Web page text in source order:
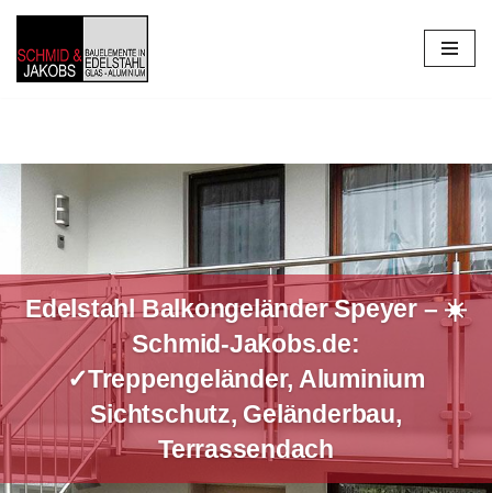
Zum
Inhalt
Edelstahl Balkongeländer Speyer – ☀️
Schmid-Jakobs.de:
✓Treppengeländer, Aluminium
Sichtschutz, Geländerbau,
Terrassendach